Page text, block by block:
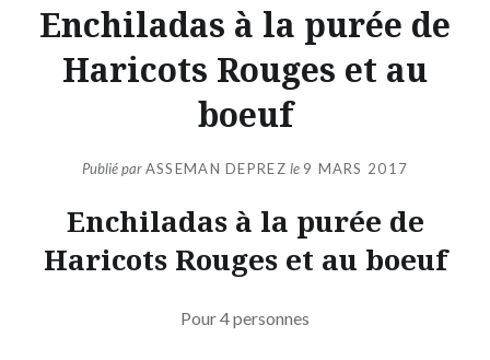
Enchiladas à la purée de
Haricots Rouges et au
boeuf
Publié parASSEMAN DEPREZ le 9 MARS 2017
Enchiladas à la purée de
Haricots Rouges et au boeuf
Pour 4 personnes